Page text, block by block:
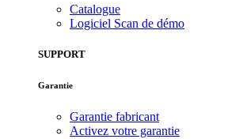
Catalogue
Logiciel Scan de démo
SUPPORT
Garantie
Garantie fabricant
Activez votre garantie